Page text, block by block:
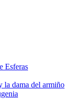
Esferas
la dama del armiño